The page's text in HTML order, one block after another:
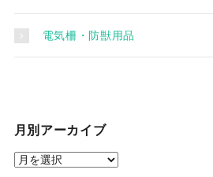
電気柵・防獣用品
月別アーカイブ
月